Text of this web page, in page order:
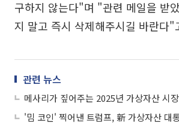
구하지 않는다"며 "관련 메일을 받
지 말고 즉시 삭제해주시길 바란다"
관련 뉴스
메사리가 짚어주는 2025년 가상자산 시
'밈 코인' 찍어낸 트럼프, 新 가상자산 대